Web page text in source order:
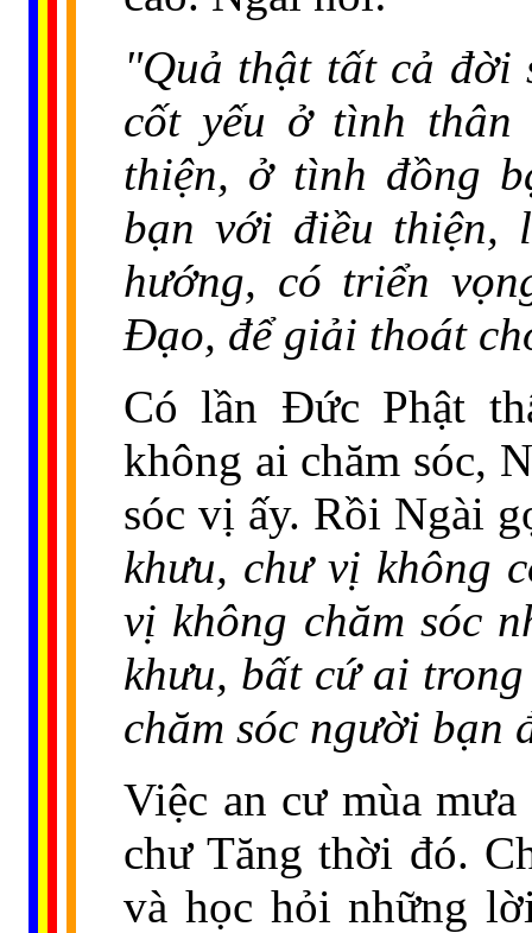
"Quả thật tất cả đời
cốt yếu ở tình
thiện, ở tình đồng
bạn với điều thiện,
hướng, có triển
Ðạo, để giải thoát
Có lần Đức Phật
không ai chăm sóc,
sóc vị ấy. Rồi Ngài
khưu, chư vị không
vị không chăm sóc
khưu, bất cứ ai
chăm sóc người bạn
Việc an cư mùa
chư Tăng thời đó.
và học hỏi những